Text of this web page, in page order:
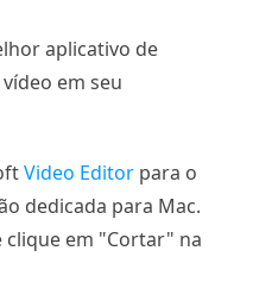
aplicativo de
em seu
Video Editor para o
dedicada para Mac.
clique em "Cortar" na